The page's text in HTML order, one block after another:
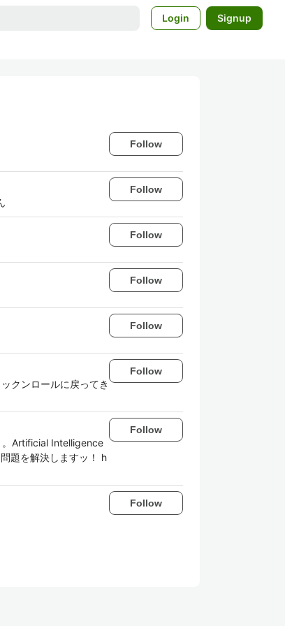
Login Signup
Follow
Follow
Follow
Follow
Follow
クンロールに戻ってき
Follow
。Artificial Intelligence
題を解決しますッ！ h
Follow
Follow